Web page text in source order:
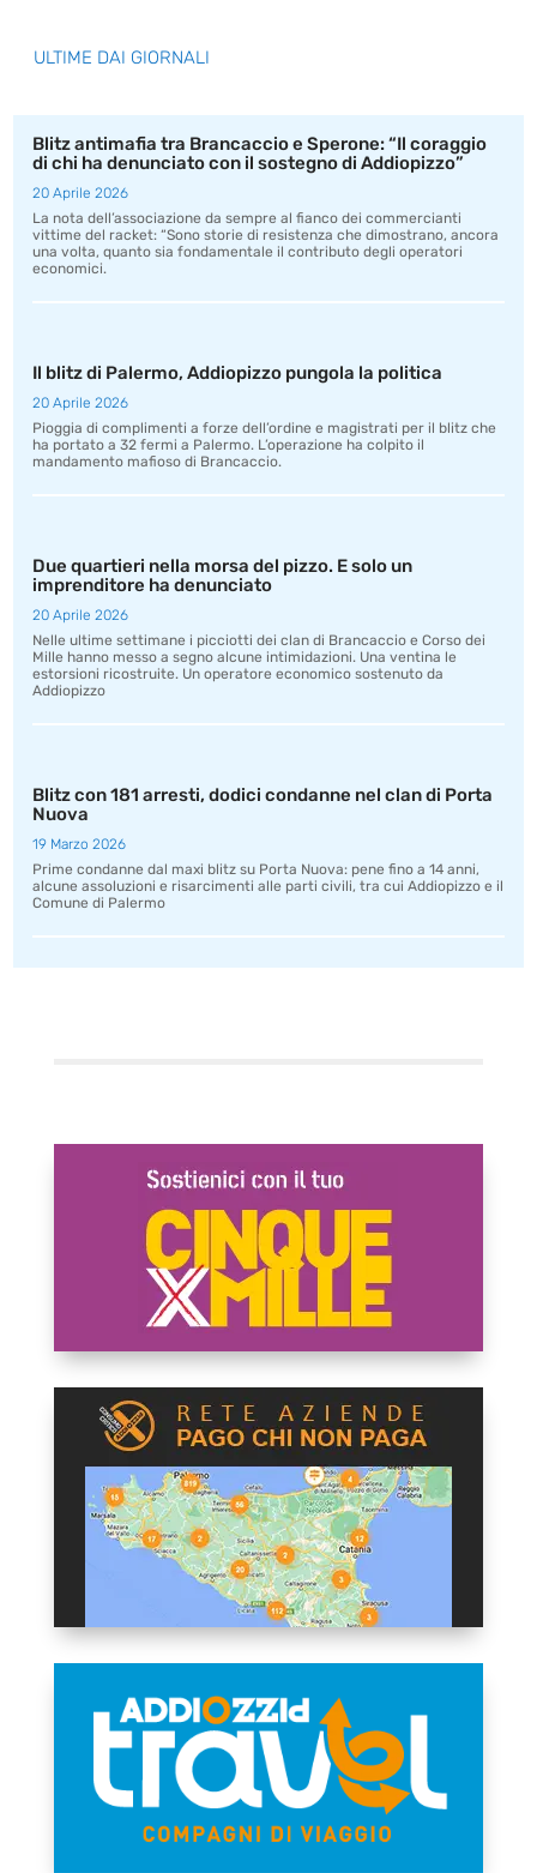
ULTIME DAI GIORNALI
Blitz antimafia tra Brancaccio e Sperone: “Il coraggio
di chi ha denunciato con il sostegno di Addiopizzo”
20 Aprile 2026
La nota dell’associazione da sempre al fianco dei commercianti
vittime del racket: “Sono storie di resistenza che dimostrano, ancora
una volta, quanto sia fondamentale il contributo degli operatori
economici.
Il blitz di Palermo, Addiopizzo pungola la politica
20 Aprile 2026
Pioggia di complimenti a forze dell’ordine e magistrati per il blitz che
ha portato a 32 fermi a Palermo. L’operazione ha colpito il
mandamento mafioso di Brancaccio.
Due quartieri nella morsa del pizzo. E solo un
imprenditore ha denunciato
20 Aprile 2026
Nelle ultime settimane i picciotti dei clan di Brancaccio e Corso dei
Mille hanno messo a segno alcune intimidazioni. Una ventina le
estorsioni ricostruite. Un operatore economico sostenuto da
Addiopizzo
Blitz con 181 arresti, dodici condanne nel clan di Porta
Nuova
19 Marzo 2026
Prime condanne dal maxi blitz su Porta Nuova: pene fino a 14 anni,
alcune assoluzioni e risarcimenti alle parti civili, tra cui Addiopizzo e il
Comune di Palermo